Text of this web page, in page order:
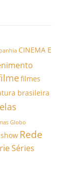
CINEMA E
filmes
brasileira
Globo
Rede
Séries